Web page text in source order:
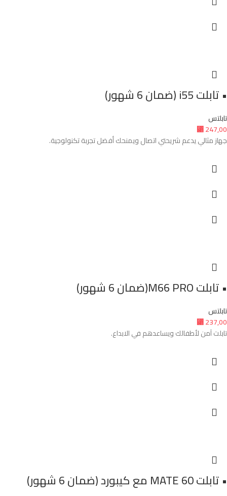
• تابلت i55 (ضمان 6 شهور)
تابلتس
⃁247,00
جهاز مثالي يدعم شريحتي اتصال ويمنحك أفضل تجربة تكنولوجية.
• تابلت M66 PRO(ضمان 6 شهور)
تابلتس
⃁237,00
تابلت آمن لأطفالك ويساعدهم في الابداع.
• تابلت MATE 60 مع كيبورد (ضمان 6 شهور)